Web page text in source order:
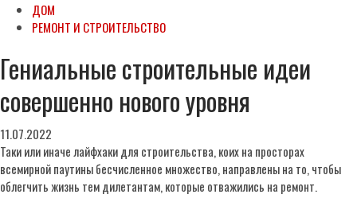
ДОМ
РЕМОНТ И СТРОИТЕЛЬСТВО
Гениальные строительные идеи
совершенно нового уровня
11.07.2022
Таки или иначе лайфхаки для строительства, коих на просторах
всемирной паутины бесчисленное множество, направлены на то, чтобы
облегчить жизнь тем дилетантам, которые отважились на ремонт.